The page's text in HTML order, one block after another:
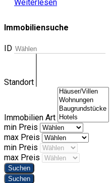
Weiterlesen
Immobiliensuche
ID
Standort
Immobilien Art
min Preis
max Preis
min Preis
max Preis